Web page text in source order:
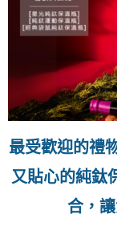
最受歡迎的禮
又貼心的純鈦
合，